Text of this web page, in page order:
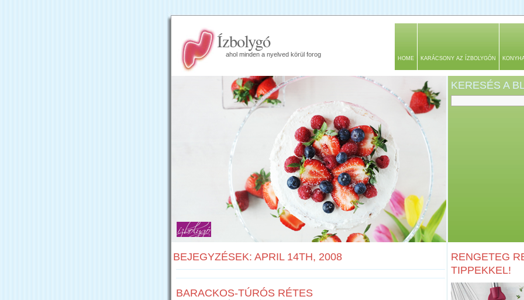
Ízbolygó
ahol minden a nyelved körül forog
HOME KARÁCSONY AZ ÍZBOLYGÓN
KERESÉS A
BEJEGYZÉSEK: APRIL 14TH, 2008
BARACKOS-TÚRÓS RÉTES
RENGETEG
TIPPEKKEL!